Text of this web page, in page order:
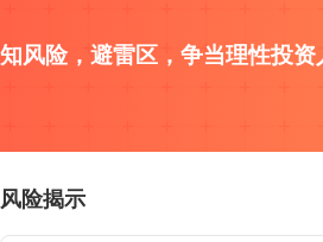
知风险，避雷区，争当理性投资
风险揭示